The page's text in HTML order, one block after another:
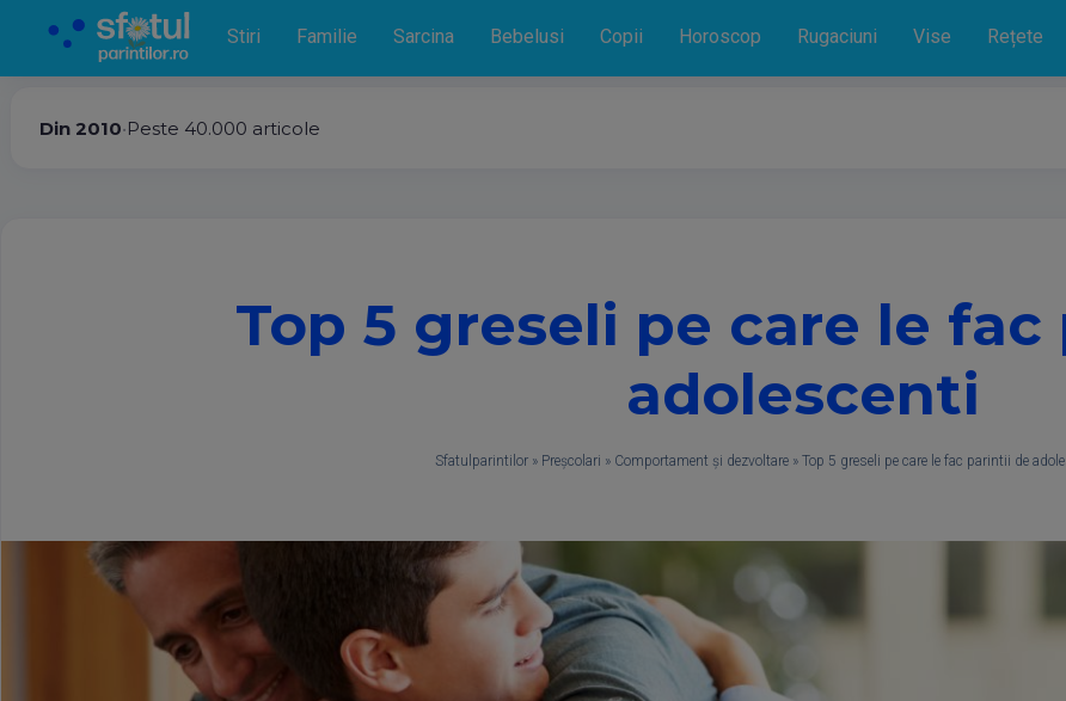
Stiri Familie Sarcina Bebelusi Copii Horoscop Rugaciuni Vise Rețete
Din 2010•Peste 40.000 articole
Top 5 greseli pe care le
adolescenti
Sfatulparintilor » Preșcolari » Comportament și dezvoltare » Top 5 greseli pe care le fac parintii de